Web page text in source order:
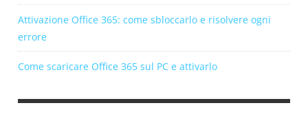
Attivazione Office 365: come sbloccarlo e risolvere ogni
errore
Come scaricare Office 365 sul PC e attivarlo